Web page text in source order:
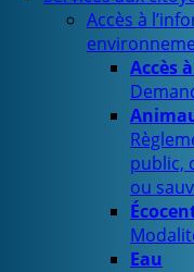
Accès à
Accès
public,
ou
Eau